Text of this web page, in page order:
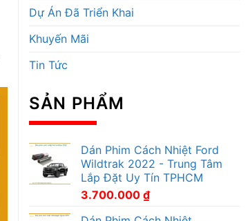
Dự Án Đã Triển Khai
Khuyến Mãi
Tin Tức
SẢN PHẨM
Dán Phim Cách Nhiệt Ford
Wildtrak 2022 - Trung Tâm
Lắp Đặt Uy Tín TPHCM
3.700.000 ₫